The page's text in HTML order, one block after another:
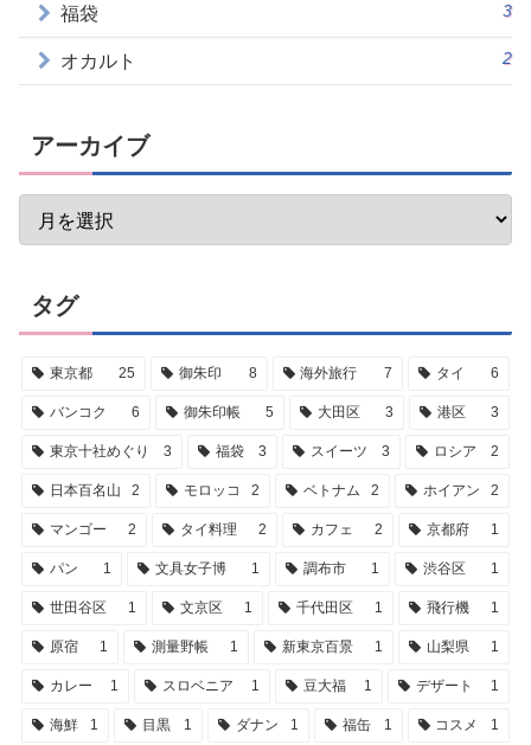
福袋 3
オカルト 2
アーカイブ
タグ
東京都 25 御朱印 8 海外旅行 7 タイ 6
バンコク 6 御朱印帳 5 大田区 3 港区 3
東京十社めぐり 3 福袋 3 スイーツ 3 ロシア 2
日本百名山 2 モロッコ 2 ベトナム 2 ホイアン 2
マンゴー 2 タイ料理 2 カフェ 2 京都府 1
パン 1 文具女子博 1 調布市 1 渋谷区 1
世田谷区 1 文京区 1 千代田区 1 飛行機 1
原宿 1 測量野帳 1 新東京百景 1 山梨県 1
カレー 1 スロベニア 1 豆大福 1 デザート 1
海鮮 1 目黒 1 ダナン 1 福缶 1 コスメ 1